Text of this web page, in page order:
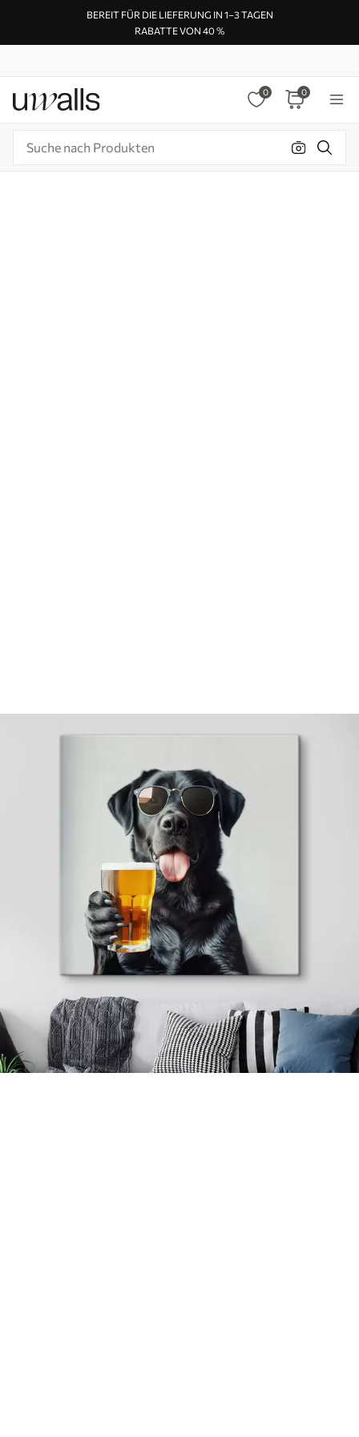
BEREIT FÜR DIE LIEFERUNG IN 1–3 TAGEN
RABATTE VON 40 %
0 0